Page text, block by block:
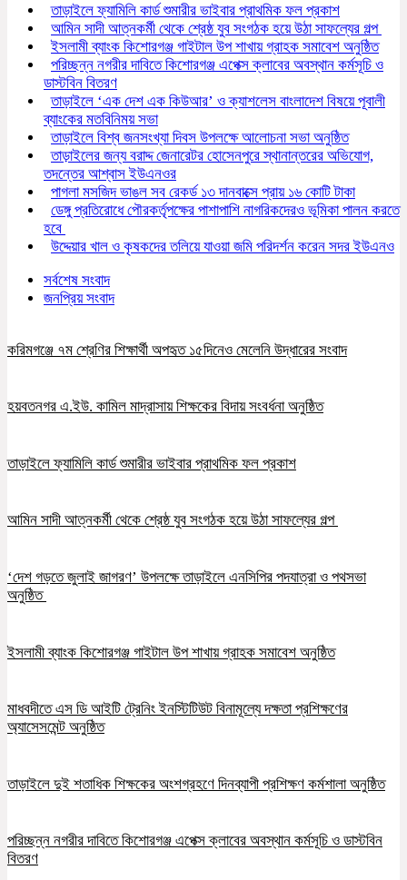
তাড়াইলে ফ্যামিলি কার্ড শুমারীর ভাইবার প্রাথমিক ফল প্রকাশ
আমিন সাদী আত্নকর্মী থেকে শ্রেষ্ঠ যুব সংগঠক হয়ে উঠা সাফল্যের গল্প
ইসলামী ব্যাংক কিশোরগঞ্জ গাইটাল উপ শাখায় গ্রাহক সমাবেশ অনুষ্ঠিত
পরিচ্ছন্ন নগরীর দাবিতে কিশোরগঞ্জ এপেক্স ক্লাবের অবস্থান কর্মসূচি ও
ডাস্টবিন বিতরণ
তাড়াইলে ‘এক দেশ এক কিউআর’ ও ক্যাশলেস বাংলাদেশ বিষয়ে পূবালী
ব্যাংকের মতবিনিময় সভা
তাড়াইলে বিশ্ব জনসংখ্যা দিবস উপলক্ষে আলোচনা সভা অনুষ্ঠিত
তাড়াইলের জন্য বরাদ্দ জেনারেটর হোসেনপুরে স্থানান্তরের অভিযোগ,
তদন্তের আশ্বাস ইউএনওর
পাগলা মসজিদ ভাঙল সব রেকর্ড ১৩ দানবাক্সে প্রায় ১৬ কোটি টাকা
ডেঙ্গু প্রতিরোধে পৌরকর্তৃপক্ষের পাশাপাশি নাগরিকদেরও ভূমিকা পালন করতে
হবে
উদ্দেয়ার খাল ও কৃষকদের তলিয়ে যাওয়া জমি পরিদর্শন করেন সদর ইউএনও
সর্বশেষ সংবাদ
জনপ্রিয় সংবাদ
করিমগঞ্জে ৭ম শ্রেণির শিক্ষার্থী অপহৃত ১৫দিনেও মেলেনি উদ্ধারের সংবাদ
হয়বতনগর এ.ইউ. কামিল মাদ্রাসায় শিক্ষকের বিদায় সংবর্ধনা অনুষ্ঠিত
তাড়াইলে ফ্যামিলি কার্ড শুমারীর ভাইবার প্রাথমিক ফল প্রকাশ
আমিন সাদী আত্নকর্মী থেকে শ্রেষ্ঠ যুব সংগঠক হয়ে উঠা সাফল্যের গল্প
‘দেশ গড়তে জুলাই জাগরণ’ উপলক্ষে তাড়াইলে এনসিপির পদযাত্রা ও পথসভা
অনুষ্ঠিত
ইসলামী ব্যাংক কিশোরগঞ্জ গাইটাল উপ শাখায় গ্রাহক সমাবেশ অনুষ্ঠিত
মাধবদীতে এস ডি আইটি ট্রেনিং ইনস্টিটিউট বিনামূল্যে দক্ষতা প্রশিক্ষণের
অ্যাসেসমেন্ট অনুষ্ঠিত
তাড়াইলে দুই শতাধিক শিক্ষকের অংশগ্রহণে দিনব্যাপী প্রশিক্ষণ কর্মশালা অনুষ্ঠিত
পরিচ্ছন্ন নগরীর দাবিতে কিশোরগঞ্জ এপেক্স ক্লাবের অবস্থান কর্মসূচি ও ডাস্টবিন
বিতরণ